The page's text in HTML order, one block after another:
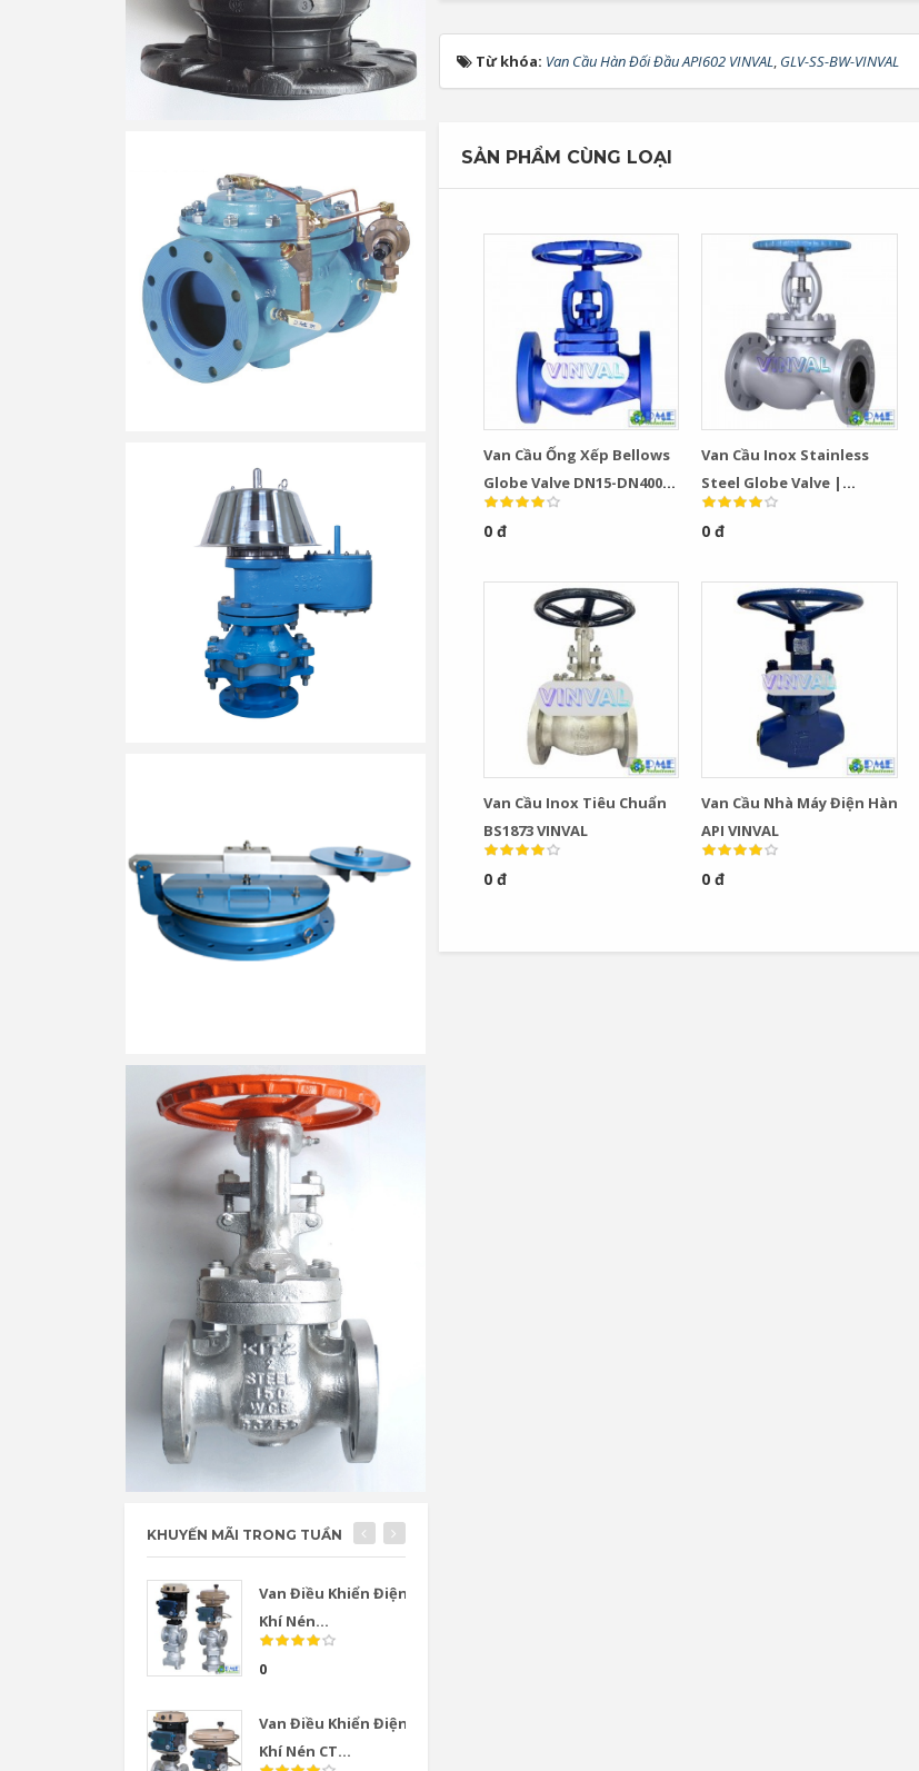
Từ khóa: Van Cầu Hàn Đối Đầu API602 VINVAL, GLV-SS-BW-VINVAL
SẢN PHẨM CÙNG LOẠI
Van Cầu Ống Xếp Bellows
Globe Valve DN15-DN400
PN16 PN40 Giá Tốt
0 đ
Van Cầu Inox Stainless
Steel Globe Valve |
PN16/150LB, DN50–DN300
0 đ
Van Cầu Inox Tiêu Chuẩn
BS1873 VINVAL
0 đ
Van Cầu Nhà Máy Điện Hàn
API VINVAL
0 đ
KHUYẾN MÃI TRONG TUẦN
Van Điều Khiển Điện
Khí Nén...
0
Van Điều Khiển Điện
Khí Nén CT...